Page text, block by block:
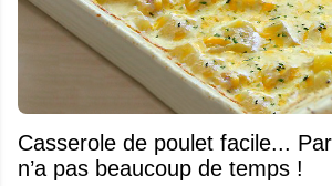
Casserole de poulet facile...
n’a pas beaucoup de temps !